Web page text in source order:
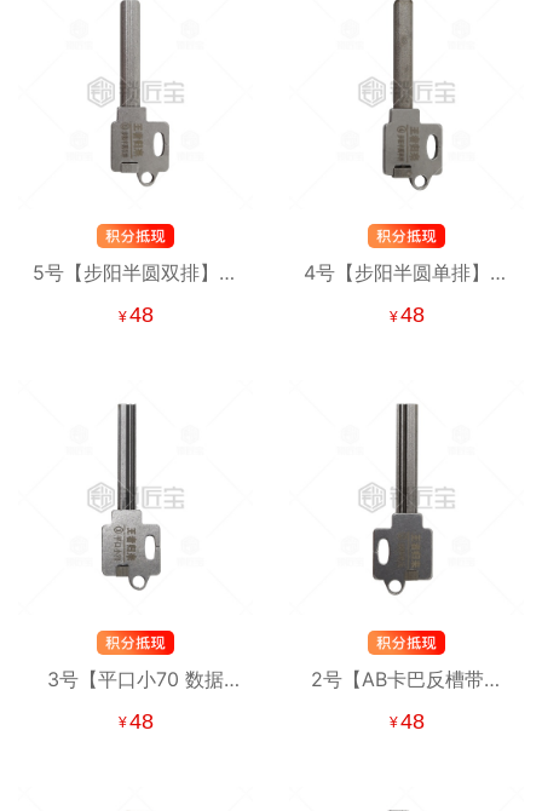
5号【步阳半圆双排】强
者归来锡纸工具
¥48
4号【步阳半圆单排】保
险柜半圆单排 铁架锁秒
¥48
3号【平口小70 数据
双头通用 强者归来锡纸
¥48
2号【AB卡巴反槽带边
锡纸工具
¥48